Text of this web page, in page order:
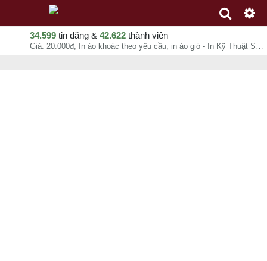
34.599 tin đăng & 42.622 thành viên
Giá: 20.000đ, In áo khoác theo yêu cầu, in áo gió - In Kỹ Thuật Số Since 2006, Ms Hạnh Dung, chuyên mục In ấn quảng cáo tại Quận Bình Thạnh - Hồ Chí Minh - 10-08-2026 09:53:14